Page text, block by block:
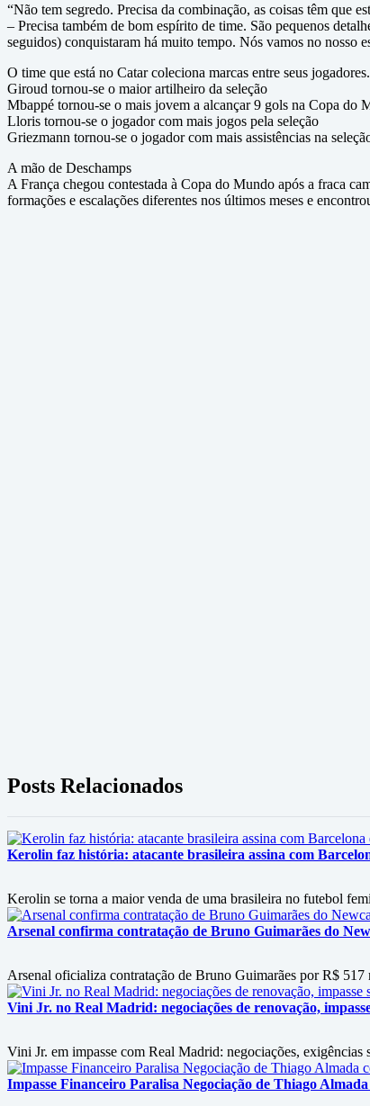
“Não tem segredo. Precisa da combinação, as coisas têm que
– Precisa também de bom espírito de time. São pequenos
seguidos) conquistaram há muito tempo. Nós vamos no nosso
O time que está no Catar coleciona marcas entre seus
Giroud tornou-se o maior artilheiro da seleção
Mbappé tornou-se o mais jovem a alcançar 9 gols na Copa do
Lloris tornou-se o jogador com mais jogos pela seleção
Griezmann tornou-se o jogador com mais assistências na
A mão de Deschamps
A França chegou contestada à Copa do Mundo após a fraca
formações e escalações diferentes nos últimos meses e
Posts Relacionados
Kerolin faz história: atacante brasileira assina com
Kerolin se torna a maior venda de uma brasileira no futebol
Arsenal confirma contratação de Bruno Guimarães do
Arsenal oficializa contratação de Bruno Guimarães por R$
Vini Jr. no Real Madrid: negociações de renovação,
Vini Jr. em impasse com Real Madrid: negociações, exigências
Impasse Financeiro Paralisa Negociação de Thiago